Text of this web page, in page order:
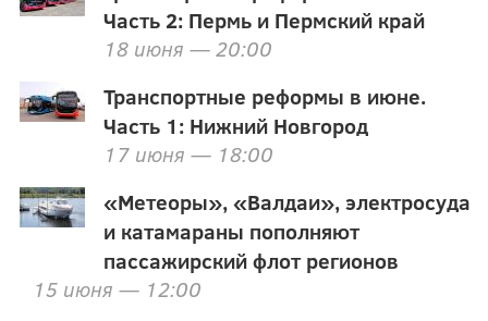
Часть 2: Пермь и Пермский край
18 июня — 20:00
Транспортные реформы в июне.
Часть 1: Нижний Новгород
17 июня — 18:00
«Метеоры», «Валдаи», электросуда
и катамараны пополняют
пассажирский флот регионов
15 июня — 12:00